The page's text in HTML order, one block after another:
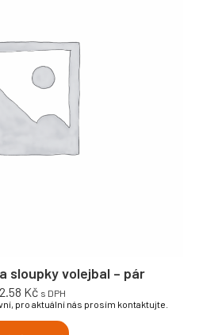
sloupky volejbal – pár
Kč s DPH
pro aktuální nás prosím kontaktujte.